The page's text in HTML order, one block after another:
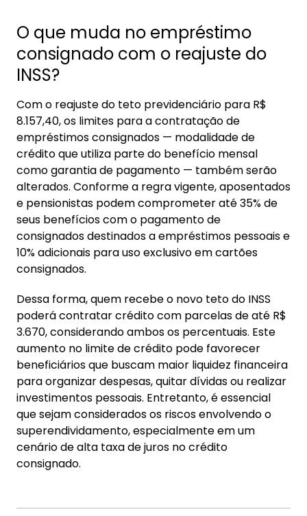
O que muda no empréstimo
consignado com o reajuste do
INSS?
Com o reajuste do teto previdenciário para R$
8.157,40, os limites para a contratação de
empréstimos consignados — modalidade de
crédito que utiliza parte do benefício mensal
como garantia de pagamento — também serão
alterados. Conforme a regra vigente, aposentados
e pensionistas podem comprometer até 35% de
seus benefícios com o pagamento de
consignados destinados a empréstimos pessoais e
10% adicionais para uso exclusivo em cartões
consignados.
Dessa forma, quem recebe o novo teto do INSS
poderá contratar crédito com parcelas de até R$
3.670, considerando ambos os percentuais. Este
aumento no limite de crédito pode favorecer
beneficiários que buscam maior liquidez financeira
para organizar despesas, quitar dívidas ou realizar
investimentos pessoais. Entretanto, é essencial
que sejam considerados os riscos envolvendo o
superendividamento, especialmente em um
cenário de alta taxa de juros no crédito
consignado.